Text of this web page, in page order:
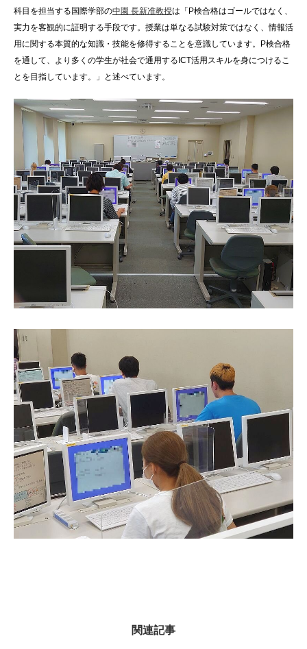
科目を担当する国際学部の中園 長新准教授は「P検合格はゴールではなく、
実力を客観的に証明する手段です。授業は単なる試験対策ではなく、情報活
用に関する本質的な知識・技能を修得することを意識しています。P検合格
を通して、より多くの学生が社会で通用するICT活用スキルを身につけるこ
とを目指しています。」と述べています。
関連記事